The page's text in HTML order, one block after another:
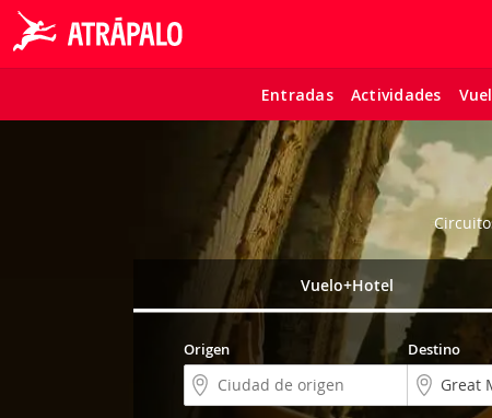
Entradas Actividades
Vuelo+Hotel
Origen Destino